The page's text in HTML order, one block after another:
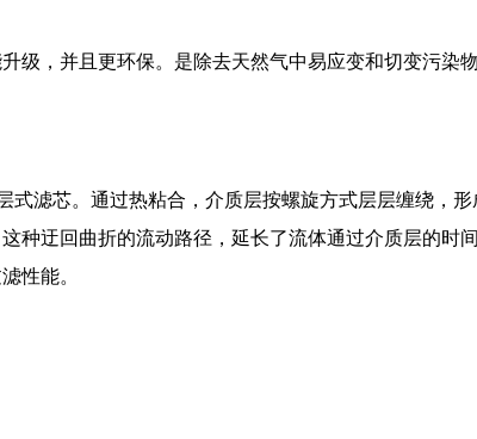
级，并且更环保。是除去天然气中易应变和切变污染物
式滤芯。通过热粘合，介质层按螺旋方式层层缠绕，
种迂回曲折的流动路径，延长了流体通过介质层的时
性能。